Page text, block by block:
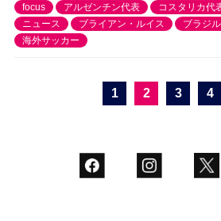
focus アルゼンチン代表 コスタリカ代
ニュース
ブライアン・ルイス ブラジ
海外サッカー
1 2 3 4